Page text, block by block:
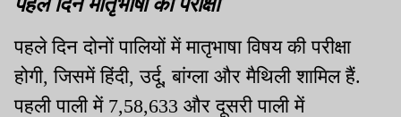
पहले दिन दोनों पालियों में मातृभाषा विषय की परीक्षा
होगी, जिसमें हिंदी, उर्दू, बांग्ला और मैथिली शामिल हैं.
पहली पाली में 7,58,633 और दूसरी पाली में